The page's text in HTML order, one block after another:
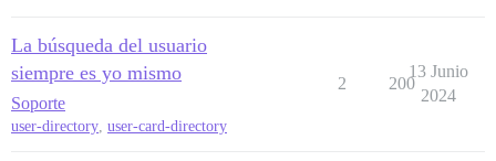
La búsqueda del usuario
siempre es yo mismo
Soporte
user-directory, user-card-directory
2 200
13 Junio
2024